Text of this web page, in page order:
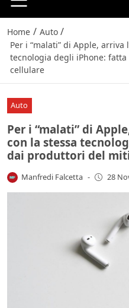
Home / Auto /
Per i “malati” di Apple, arriva
tecnologia degli iPhone:
cellulare
Auto
Per i “malati” di
con la stessa
dai produttori del
Manfredi Falcetta - 28